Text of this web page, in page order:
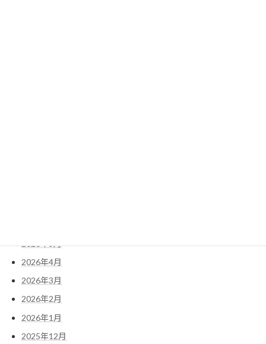
2026年5月
2026年4月
2026年3月
2026年2月
2026年1月
2025年12月